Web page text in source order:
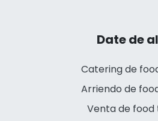
Date de
Catering de
Arriendo de
Venta de